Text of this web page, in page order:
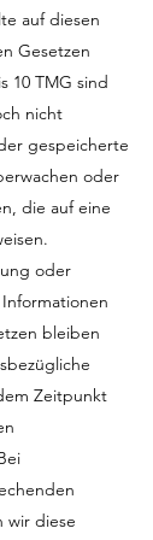
auf diesen
Gesetzen
10 TMG sind
nicht
gespeicherte
oder
die auf eine
oder
bleiben
Zeitpunkt
wir diese